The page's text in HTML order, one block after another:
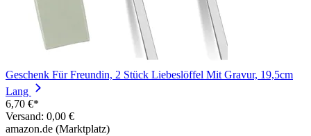
Geschenk Für Freundin, 2 Stück Liebeslöffel Mit Gravur, 19,5cm
Lang
6,70 €*
Versand: 0,00 €
amazon.de (Marktplatz)